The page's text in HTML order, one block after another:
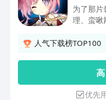
为了那
理、蛮啾
弹幕射击
战方式
战临场感
人气下载榜TOP100
高
优先